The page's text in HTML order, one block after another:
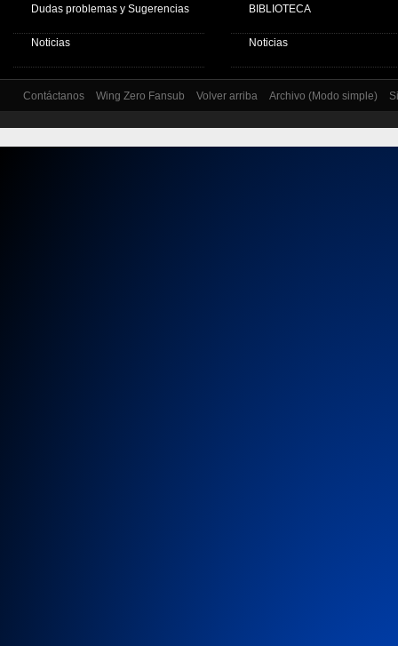
Dudas problemas y Sugerencias
Noticias
BIBLIOTECA
Noticias
Contáctanos Wing Zero Fansub Volver arriba Archivo (Modo simple)